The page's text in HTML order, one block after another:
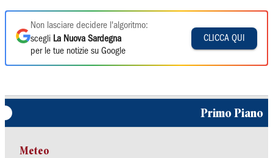
Non lasciare decidere l'algoritmo:
scegli La Nuova Sardegna
per le tue notizie su Google
CLICCA QUI
Primo Piano
Meteo